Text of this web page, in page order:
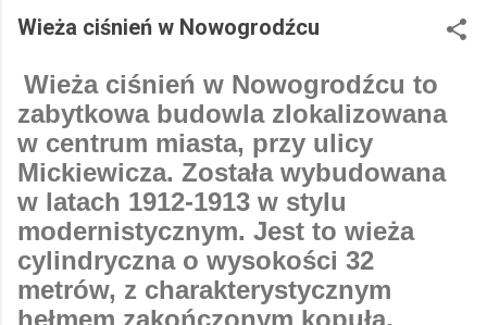
Wieża ciśnień w Nowogrodźcu
Wieża ciśnień w Nowogrodźcu to
zabytkowa budowla zlokalizowana
w centrum miasta, przy ulicy
Mickiewicza. Została wybudowana
w latach 1912-1913 w stylu
modernistycznym. Jest to wieża
cylindryczna o wysokości 32
metrów, z charakterystycznym
hełmem zakończonym kopułą.